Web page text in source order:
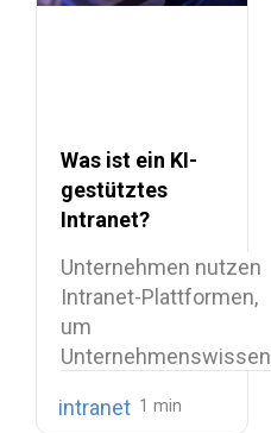
Was ist ein KI-
gestütztes
Intranet?
Funktionen und
Anwendungsfälle
Unternehmen nutzen
Intranet-Plattformen,
um
Unternehmenswissen
interne
intranet